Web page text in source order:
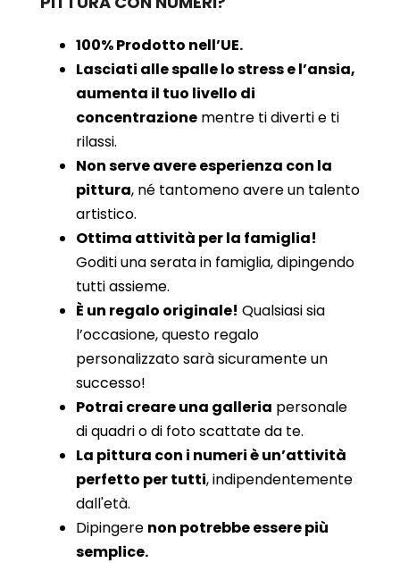
100% Prodotto nell’UE.
Lasciati alle spalle lo stress e l’ansia,
aumenta il tuo livello di
concentrazione mentre ti diverti e ti
rilassi.
Non serve avere esperienza con la
pittura, né tantomeno avere un talento
artistico.
Ottima attività per la famiglia!
Goditi una serata in famiglia, dipingendo
tutti assieme.
È un regalo originale! Qualsiasi sia
l’occasione, questo regalo
personalizzato sarà sicuramente un
successo!
Potrai creare una galleria personale
di quadri o di foto scattate da te.
La pittura con i numeri è un’attività
perfetto per tutti, indipendentemente
dall'età.
Dipingere non potrebbe essere più
semplice.